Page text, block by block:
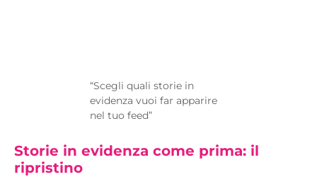
“Scegli quali storie in
evidenza vuoi far apparire
nel tuo feed”
Storie in evidenza come prima: il
ripristino